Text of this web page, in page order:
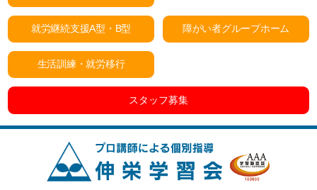
就労継続支援A型・B型 障がい者グループホーム
生活訓練・就労移行
スタッフ募集